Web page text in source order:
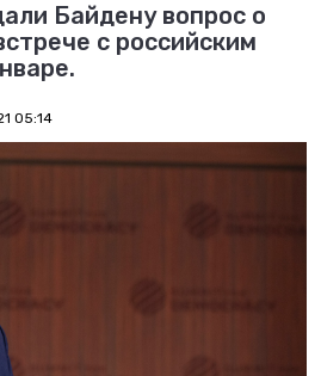
Байдену вопрос о
с российским
05:14